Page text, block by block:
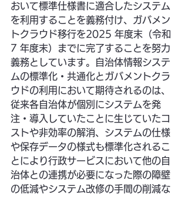
おいて標準仕様書に適合したシステム
を利用することを義務付け、ガバメン
トクラウド移行を2025 年度末（令和
7 年度末）までに完了することを努力
義務としています。自治体情報システ
ムの標準化・共通化とガバメントクラ
ウドの利用において期待されるのは、
従来各自治体が個別にシステムを発
注・導入していたことに生じていたコ
ストや非効率の解消、システムの仕様
や保存データの様式も標準化されるこ
とにより行政サービスにおいて他の自
治体との連携が必要になった際の障壁
の低減やシステム改修の手間の削減な